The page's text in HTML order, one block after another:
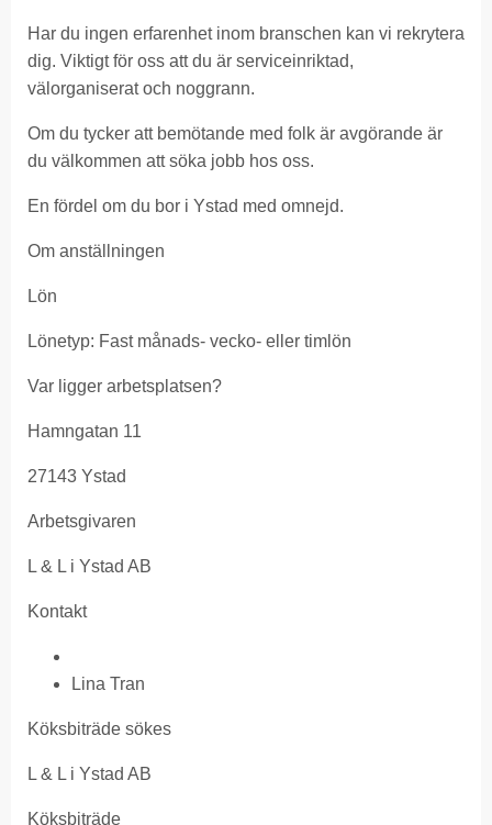
Har du ingen erfarenhet inom branschen kan vi rekrytera
dig. Viktigt för oss att du är serviceinriktad,
välorganiserat och noggrann.
Om du tycker att bemötande med folk är avgörande är
du välkommen att söka jobb hos oss.
En fördel om du bor i Ystad med omnejd.
Om anställningen
Lön
Lönetyp: Fast månads- vecko- eller timlön
Var ligger arbetsplatsen?
Hamngatan 11
27143 Ystad
Arbetsgivaren
L & L i Ystad AB
Kontakt
Lina Tran
Köksbiträde sökes
L & L i Ystad AB
Köksbiträde